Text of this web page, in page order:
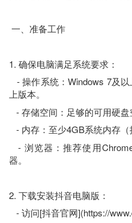
一、准备工作
1. 确保电脑满足系统要求：
- 操作系统：Windows 7及
上版本。
- 存储空间：足够的可用硬盘
- 内存：至少4GB系统内存（
- 浏览器：推荐使用
器。
2. 下载安装抖音电脑版：
- 访问[抖音官网](https://